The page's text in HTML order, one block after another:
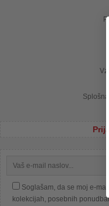
Soglašam, da se moj e-
kolekcijah, posebnih